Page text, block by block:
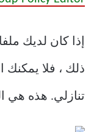
ذلك ، فلا يمكنك
تنازلي. هذه هي